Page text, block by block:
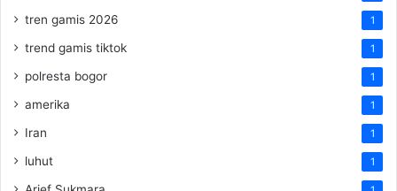
tren gamis 2026 1
trend gamis tiktok 1
polresta bogor 1
amerika 1
Iran 1
luhut 1